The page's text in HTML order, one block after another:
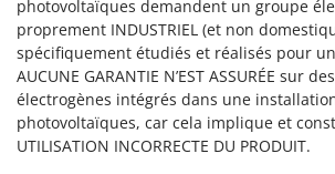
photovoltaïques demandent un groupe
proprement INDUSTRIEL (et non
spécifiquement étudiés et réalisés pour
AUCUNE GARANTIE N’EST ASSURÉE sur
électrogènes intégrés dans une
photovoltaïques, car cela implique et
UTILISATION INCORRECTE DU PRODUIT.